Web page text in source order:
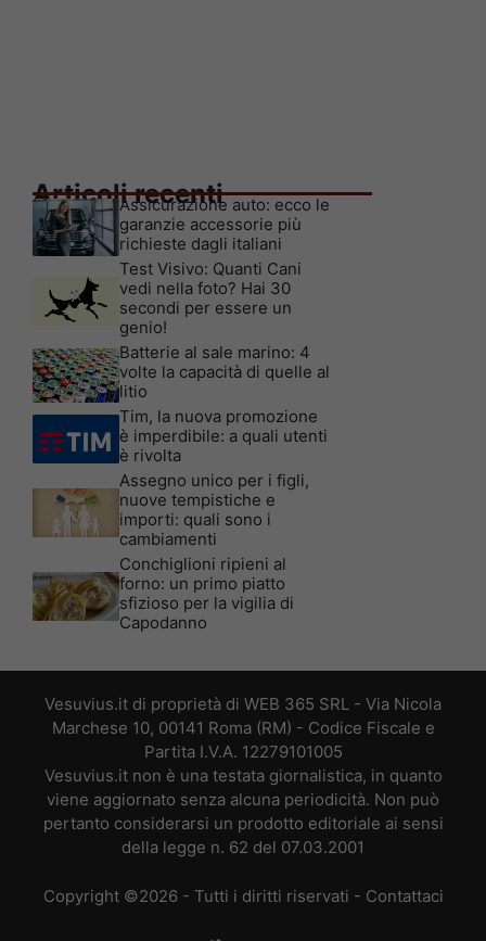
Articoli recenti
Assicurazione auto: ecco le
garanzie accessorie più
richieste dagli italiani
Test Visivo: Quanti Cani
vedi nella foto? Hai 30
secondi per essere un
genio!
Batterie al sale marino: 4
volte la capacità di quelle al
litio
Tim, la nuova promozione
è imperdibile: a quali utenti
è rivolta
Assegno unico per i figli,
nuove tempistiche e
importi: quali sono i
cambiamenti
Conchiglioni ripieni al
forno: un primo piatto
sfizioso per la vigilia di
Capodanno
Vesuvius.it di proprietà di WEB 365 SRL - Via Nicola
Marchese 10, 00141 Roma (RM) - Codice Fiscale e
Partita I.V.A. 12279101005
Vesuvius.it non è una testata giornalistica, in quanto
viene aggiornato senza alcuna periodicità. Non può
pertanto considerarsi un prodotto editoriale ai sensi
della legge n. 62 del 07.03.2001
Copyright ©2026 - Tutti i diritti riservati - Contattaci